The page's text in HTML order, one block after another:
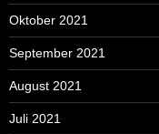
Oktober 2021
September 2021
August 2021
Juli 2021